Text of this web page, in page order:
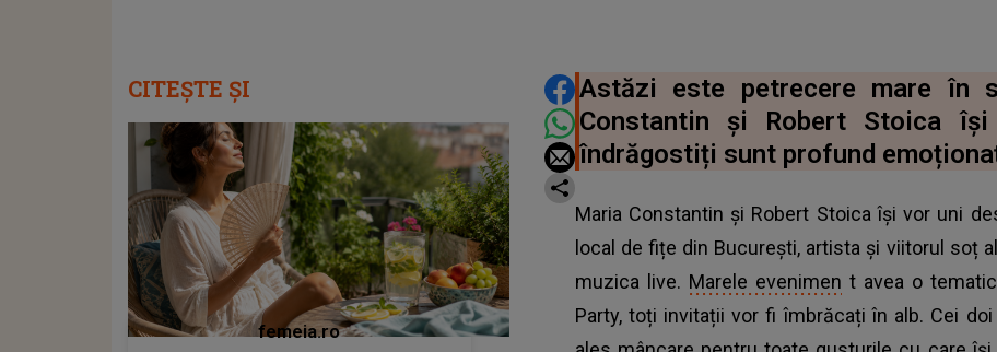
DISTRIBUIE ARTICOLUL
Astăzi este petrecere mare în
Constantin și Robert Stoica
îndrăgostiți sunt profund
Maria Constantin și Robert Stoica își vor uni
local de fițe din București, artista și viitorul soț
muzica live. Marele evenimen t avea o
Party, toți invitații vor fi îmbrăcați în alb. Cei
CITEȘTE ȘI
femeia.ro